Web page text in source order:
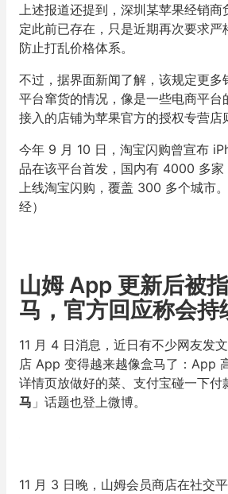
上述报道还提到，深圳某苹果经销
定此前已存在，只是近期再次要求严
防止打乱价格体系。
不过，据界面新闻了解，该规定更多
平台窜货的情况，像是一些电商平台
接入的店铺为苹果官方的授权专营店
今年 9 月 10 日，淘宝闪购曾宣布
品在该平台首发，国内有 4000 多
上线淘宝闪购，覆盖 300 多个城市
经）
山姆 App 更新后被
马，官方回应称会持
11 月 4 日消息，近日有不少网友发
店 App 变得越来越像盒马了：App
详情页放做好的菜、支付宝碰一下付
马 」话题也登上微博。
11 月 3 日晚，山姆会员商店在社交